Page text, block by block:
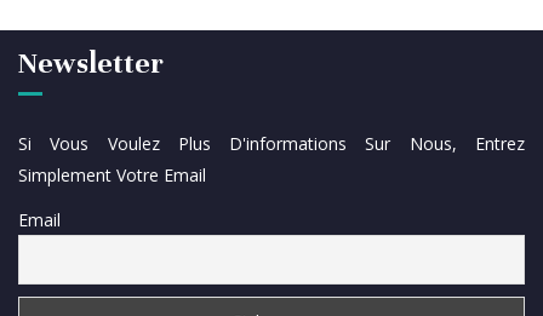
Newsletter
Si Vous Voulez Plus D'informations Sur Nous, Entrez
Simplement Votre Email
Email